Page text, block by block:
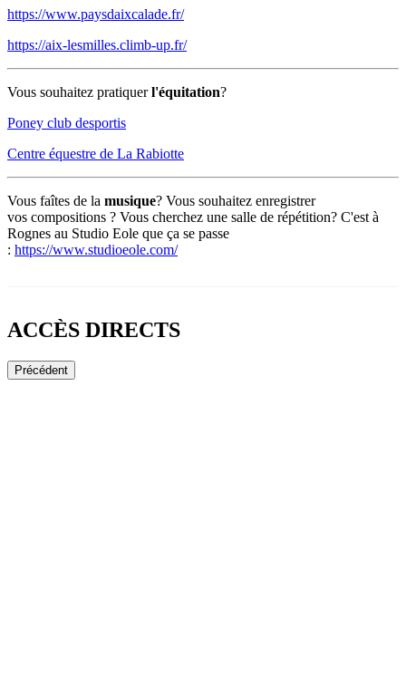
https://www.paysdaixcalade.fr/
https://aix-lesmilles.climb-up.fr/
Vous souhaitez pratiquerl'équitation?
Poney club desportis
Centre équestre de La Rabiotte
Vous faîtes de la musique? Vous souhaitez enregistrer
vos compositions ? Vous cherchez une salle de répétition? C'est à
Rognes au Studio Eole que ça se passe
: https://www.studioeole.com/
ACCÈS DIRECTS
Précédent